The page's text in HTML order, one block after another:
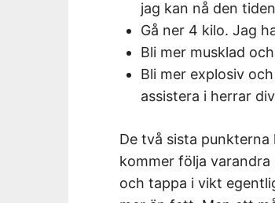
jag kan nå den
Gå ner 4 kilo. Jag
Bli mer musklad
Bli mer explosiv
assistera i herrar
De två sista
kommer följa
och tappa i vikt